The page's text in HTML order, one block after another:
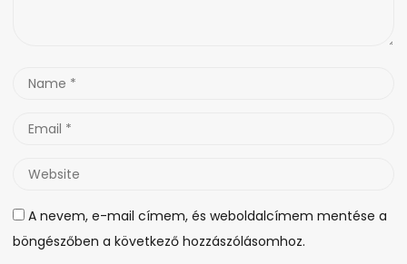
Name
Email
Website
A nevem, e-mail címem, és weboldalcímem mentése a
böngészőben a következő hozzászólásomhoz.